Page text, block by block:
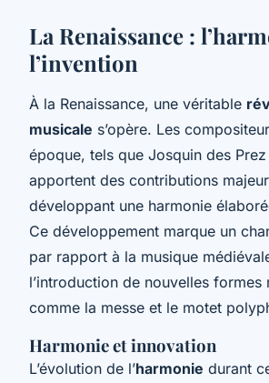
La Renaissance :
l’invention
À la Renaissance, une véritable
musicale s’opère. Les
époque, tels que Josquin des
apportent des contributions
développant une harmonie
Ce développement marque un
par rapport à la musique
l’introduction de nouvelles formes
comme la messe et le motet
Harmonie et innovation
L’évolution de l’harmonie durant